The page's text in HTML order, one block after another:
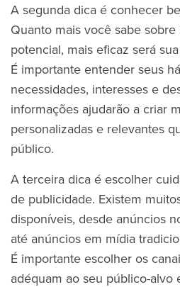
A segunda dica é conhecer
Quanto mais você sabe
potencial, mais eficaz será
É importante entender seus
necessidades, interesses e
informações ajudarão a criar
personalizadas e relevantes
público.
A terceira dica é escolher
de publicidade. Existem
disponíveis, desde anúncios
até anúncios em mídia
É importante escolher os
adéquam ao seu público-alvo